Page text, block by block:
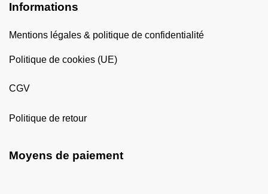
Informations
Mentions légales & politique de confidentialité
Politique de cookies (UE)
CGV
Politique de retour
Moyens de paiement